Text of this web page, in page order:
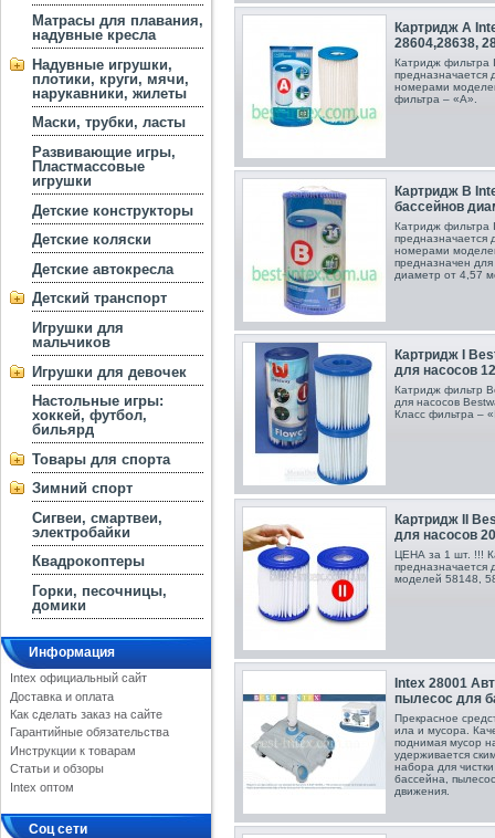
Матрасы для плавания,
надувные кресла
Надувные игрушки,
плотики, круги, мячи,
нарукавники, жилеты
Маски, трубки, ласты
Развивающие игры,
Пластмассовые
игрушки
Детские конструкторы
Детские коляски
Детские автокресла
Детский транспорт
Игрушки для
мальчиков
Игрушки для девочек
Настольные игры:
хоккей, футбол,
бильярд
Товары для спорта
Зимний спорт
Сигвеи, смартвеи,
электробайки
Квадрокоптеры
Горки, песочницы,
домики
Информация
Intex официальный сайт
Доставка и оплата
Как сделать заказ на сайте
Гарантийные обязательства
Инструкции к товарам
Статьи и обзоры
Intex оптом
Соц сети
Картридж А
28604,28638,
Катридж фильтра
предназначается
номерами
фильтра – «А».
Картридж В
бассейнов
Катридж фильтра
предназначается
номерами
предназначен
диаметр от 4,57
Картридж I
для насосов
Катридж фильтр
для насосов
Класс фильтра –
Картридж II
для насосов
ЦЕНА за 1 шт. !!!
предназначается
моделей 58148,
Intex 28001
пылесос для
Прекрасное
ила и мусора.
поднимая мусор
удерживается
набора для
бассейна,
движения.